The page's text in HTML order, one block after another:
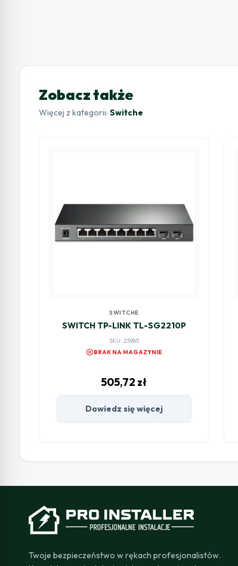
Zobacz także
Więcej z kategorii: Switche
SWITCHE
SWITCH TP-LINK TL-SG2210P
SKU: 25985
cancelBRAK NA MAGAZYNIE
505,72 zł
Dowiedz się więcej
Twoje bezpieczeństwo w rękach profesjonalistów.